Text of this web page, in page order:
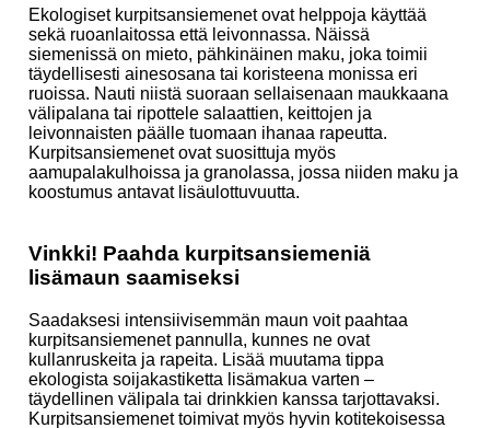
Ekologiset kurpitsansiemenet ovat helppoja käyttää
sekä ruoanlaitossa että leivonnassa. Näissä
siemenissä on mieto, pähkinäinen maku, joka toimii
täydellisesti ainesosana tai koristeena monissa eri
ruoissa. Nauti niistä suoraan sellaisenaan maukkaana
välipalana tai ripottele salaattien, keittojen ja
leivonnaisten päälle tuomaan ihanaa rapeutta.
Kurpitsansiemenet ovat suosittuja myös
aamupalakulhoissa ja granolassa, jossa niiden maku ja
koostumus antavat lisäulottuvuutta.
Vinkki! Paahda kurpitsansiemeniä
lisämaun saamiseksi
Saadaksesi intensiivisemmän maun voit paahtaa
kurpitsansiemenet pannulla, kunnes ne ovat
kullanruskeita ja rapeita. Lisää muutama tippa
ekologista soijakastiketta lisämakua varten –
täydellinen välipala tai drinkkien kanssa tarjottavaksi.
Kurpitsansiemenet toimivat myös hyvin kotitekoisessa